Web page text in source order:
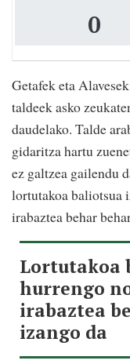
0
Getafek eta
taldeek asko
daudelako. Talde
gidaritza hartu
ez galtzea gailendu
lortutakoa baliotsua
irabaztea behar
Lortutakoa
hurrengo
irabaztea
izango da